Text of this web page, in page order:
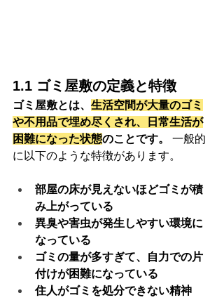
1.1 ゴミ屋敷の定義と特徴
ゴミ屋敷とは、 生活空間が大量のゴミ
や不用品で埋め尽くされ、日常生活が
困難になった状態のことです。
一般的
に以下のような特徴があります。
部屋の床が見えないほどゴミが積
み上がっている
異臭や害虫が発生しやすい環境に
なっている
ゴミの量が多すぎて、自力での片
付けが困難になっている
住人がゴミを処分できない精神